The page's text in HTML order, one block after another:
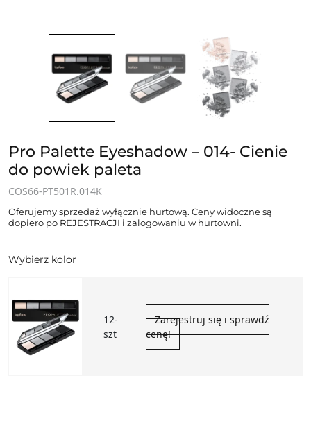
Pro Palette Eyeshadow – 014- Cienie
do powiek paleta
COS66-PT501R.014K
Oferujemy sprzedaż wyłącznie hurtową. Ceny widoczne są
dopiero po REJESTRACJI i zalogowaniu w hurtowni.
Wybierz kolor
12-
szt
Zarejestruj się i sprawdź
cenę!